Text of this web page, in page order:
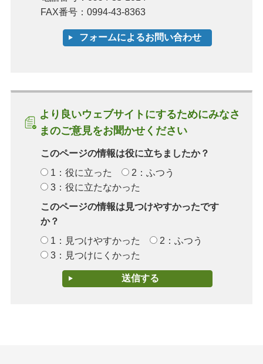
FAX番号：0994-43-8363
より良いウェブサイトにするためにみなさ
まのご意見をお聞かせください
このページの情報は役に立ちましたか？
1：役に立った
2：ふつう
3：役に立たなかった
このページの情報は見つけやすかったです
か？
1：見つけやすかった
2：ふつう
3：見つけにくかった